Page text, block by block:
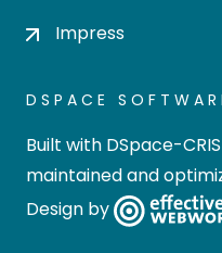
Impress
DSPACE
Built with DSpace-
maintained and
Design by